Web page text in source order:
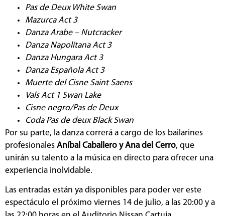
Pas de Deux White Swan
Mazurca Act 3
Danza Arabe – Nutcracker
Danza Napolitana Act 3
Danza Hungara Act 3
Danza Española Act 3
Muerte del Cisne Saint Saens
Vals Act 1 Swan Lake
Cisne negro/Pas de Deux
Coda Pas de deux Black Swan
Por su parte, la danza correrá a cargo de los bailarines
profesionales Aníbal Caballero y Ana del Cerro, que
unirán su talento a la música en directo para ofrecer una
experiencia inolvidable.
Las entradas están ya disponibles para poder ver este
espectáculo el próximo viernes 14 de julio, a las 20:00 y a